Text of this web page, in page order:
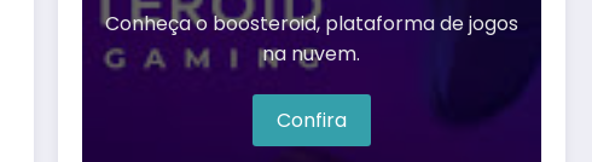
Conheça o boosteroid, plataforma de jogos
na nuvem.
Confira